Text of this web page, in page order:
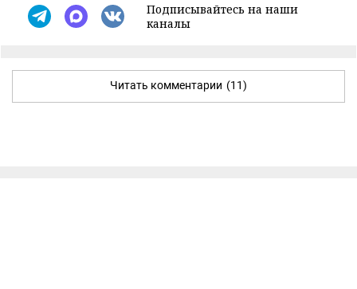
Подписывайтесь на наши
каналы
Читать комментарии (11)